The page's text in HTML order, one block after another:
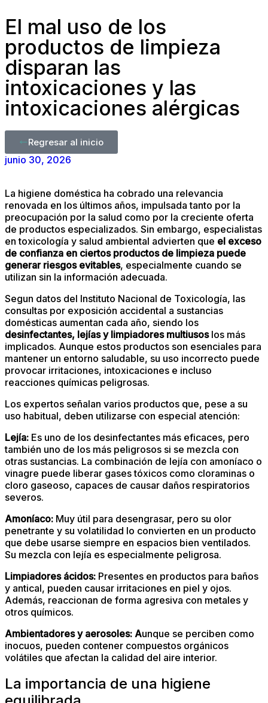
El mal uso de los
productos de limpieza
disparan las
intoxicaciones y las
intoxicaciones alérgicas
Regresar al inicio
junio 30, 2026
La higiene doméstica ha cobrado una relevancia
renovada en los últimos años, impulsada tanto por la
preocupación por la salud como por la creciente oferta
de productos especializados. Sin embargo, especialistas
en toxicología y salud ambiental advierten que el exceso
de confianza en ciertos productos de limpieza puede
generar riesgos evitables, especialmente cuando se
utilizan sin la información adecuada.
Segun datos del Instituto Nacional de Toxicología, las
consultas por exposición accidental a sustancias
domésticas aumentan cada año, siendo los
desinfectantes, lejías y limpiadores multiusoslos más
implicados. Aunque estos productos son esenciales para
mantener un entorno saludable, su uso incorrecto puede
provocar irritaciones, intoxicaciones e incluso
reacciones químicas peligrosas.
Los expertos señalan varios productos que, pese a su
uso habitual, deben utilizarse con especial atención:
Lejía: Es uno de los desinfectantes más eficaces, pero
también uno de los más peligrosos si se mezcla con
otras sustancias. La combinación de lejía con amoníaco o
vinagre puede liberar gases tóxicos como cloraminas o
cloro gaseoso, capaces de causar daños respiratorios
severos.
Amoníaco: Muy útil para desengrasar, pero su olor
penetrante y su volatilidad lo convierten en un producto
que debe usarse siempre en espacios bien ventilados.
Su mezcla con lejía es especialmente peligrosa.
Limpiadores ácidos: Presentes en productos para baños
y antical, pueden causar irritaciones en piel y ojos.
Además, reaccionan de forma agresiva con metales y
otros químicos.
Ambientadores y aerosoles: Aunque se perciben como
inocuos, pueden contener compuestos orgánicos
volátiles que afectan la calidad del aire interior.
La importancia de una higiene